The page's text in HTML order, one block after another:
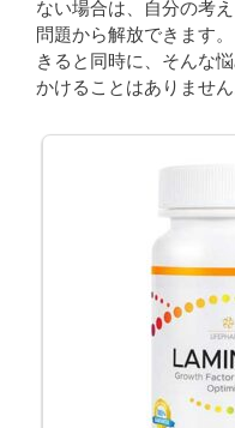
ない場合は、自分の考
問題から解放できます
きると同時に、そんな
かけることはありません